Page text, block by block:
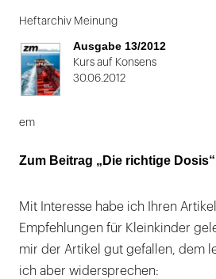
1
von
2
Heftarchiv Meinung
Ausgabe 13/2012
Kurs auf Konsens
30.06.2012
em
Zum Beitrag „Die richtige Dosis“
Mit Interesse habe ich Ihren
Empfehlungen für Kleinkinder
mir der Artikel gut gefallen, dem
ich aber widersprechen: